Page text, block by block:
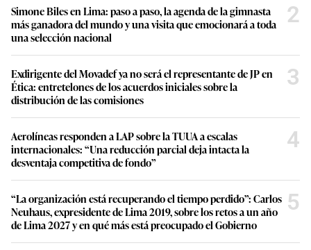
0
s
e
n
d
s
Simone Biles en Lima: paso a paso, la agenda de la gimnasta
más ganadora del mundo y una visita que emocionará a toda
una selección nacional
2
Exdirigente del Movadef ya no será el representante de JP en
Ética: entretelones de los acuerdos iniciales sobre la
distribución de las comisiones
3
Aerolíneas responden a LAP sobre la TUUA a escalas
internacionales: “Una reducción parcial deja intacta la
desventaja competitiva de fondo”
4
“La organización está recuperando el tiempo perdido”: Carlos
Neuhaus, expresidente de Lima 2019, sobre los retos a un año
de Lima 2027 y en qué más está preocupado el Gobierno
5